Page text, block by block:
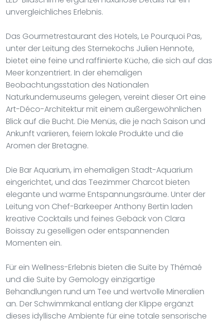
unvergleichliches Erlebnis.
Das Gourmetrestaurant des Hotels, Le Pourquoi Pas,
unter der Leitung des Sternekochs Julien Hennote,
bietet eine feine und raffinierte Küche, die sich auf das
Meer konzentriert. In der ehemaligen
Beobachtungsstation des Nationalen
Naturkundemuseums gelegen, vereint dieser Ort eine
Art-Déco-Architektur mit einem außergewöhnlichen
Blick auf die Bucht. Die Menüs, die je nach Saison und
Ankunft variieren, feiern lokale Produkte und die
Aromen der Bretagne.
Die Bar Aquarium, im ehemaligen Stadt-Aquarium
eingerichtet, und das Teezimmer Charcot bieten
elegante und warme Entspannungsräume. Unter der
Leitung von Chef-Barkeeper Anthony Bertin laden
kreative Cocktails und feines Gebäck von Clara
Boissay zu geselligen oder entspannenden
Momenten ein.
Für ein Wellness-Erlebnis bieten die Suite by Thémaé
und die Suite by Gemology einzigartige
Behandlungen rund um Tee und wertvolle Mineralien
an. Der Schwimmkanal entlang der Klippe ergänzt
dieses idyllische Ambiente für eine totale sensorische